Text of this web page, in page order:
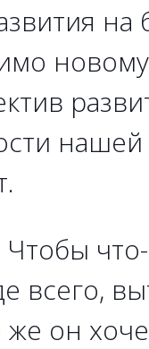
Чтобы
всего,
же он